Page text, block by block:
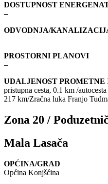
DOSTUPNOST
–
ODVODNJA/
–
PROSTORNI PLANOVI
–
UDALJENOST
pristupna cesta, 0.1 km /
217 km/Zračna luka Franjo
Zona 20 /
Mala Lasača
OPĆINA/GRAD
Općina Konjšćina